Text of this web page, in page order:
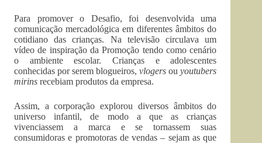
Para promover o Desafio, foi desenvolvida uma
comunicação mercadológica em diferentes âmbitos do
cotidiano das crianças. Na televisão circulava um
vídeo de inspiração da Promoção tendo como cenário
o ambiente escolar. Crianças e adolescentes
conhecidas por serem blogueiros,vlogers ouyoutubers
mirins recebiam produtos da empresa.
Assim, a corporação explorou diversos âmbitos do
universo infantil, de modo a que as crianças
vivenciassem a marca e se tornassem suas
consumidoras e promotoras de vendas – sejam as que